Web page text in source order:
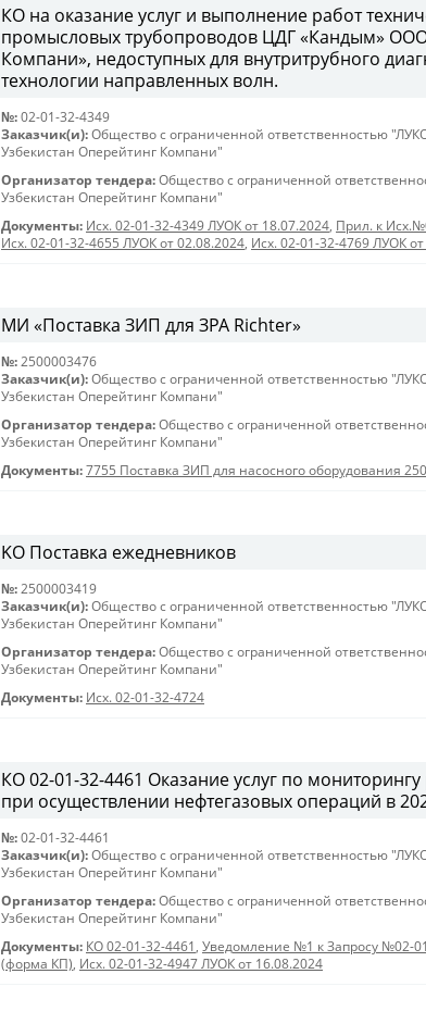
КО на оказание услуг и выполнение работ
промысловых трубопроводов ЦДГ «Кандым»
Компани», недоступных для внутритрубного
технологии направленных волн.
№: 02-01-32-4349
Заказчик(и): Общество с ограниченной ответственностью
Узбекистан Оперейтинг Компани"
Организатор тендера: Общество с ограниченной
Узбекистан Оперейтинг Компани"
Документы: Исх. 02-01-32-4349 ЛУОК от 18.07.2024, Прил. к
Исх. 02-01-32-4655 ЛУОК от 02.08.2024, Исх. 02-01-32-4769 ЛУОК
МИ «Поставка ЗИП для ЗРА Richter»
№: 2500003476
Заказчик(и): Общество с ограниченной ответственностью
Узбекистан Оперейтинг Компани"
Организатор тендера: Общество с ограниченной
Узбекистан Оперейтинг Компани"
Документы: 7755 Поставка ЗИП для насосного оборудования
KO Поставка ежедневников
№: 2500003419
Заказчик(и): Общество с ограниченной ответственностью
Узбекистан Оперейтинг Компани"
Организатор тендера: Общество с ограниченной
Узбекистан Оперейтинг Компани"
Документы: Исх. 02-01-32-4724
КО 02-01-32-4461 Оказание услуг по
при осуществлении нефтегазовых операций в
№: 02-01-32-4461
Заказчик(и): Общество с ограниченной ответственностью
Узбекистан Оперейтинг Компани"
Организатор тендера: Общество с ограниченной
Узбекистан Оперейтинг Компани"
Документы: КО 02-01-32-4461 , Уведомление №1 к Запросу №02-
(форма КП), Исх. 02-01-32-4947 ЛУОК от 16.08.2024